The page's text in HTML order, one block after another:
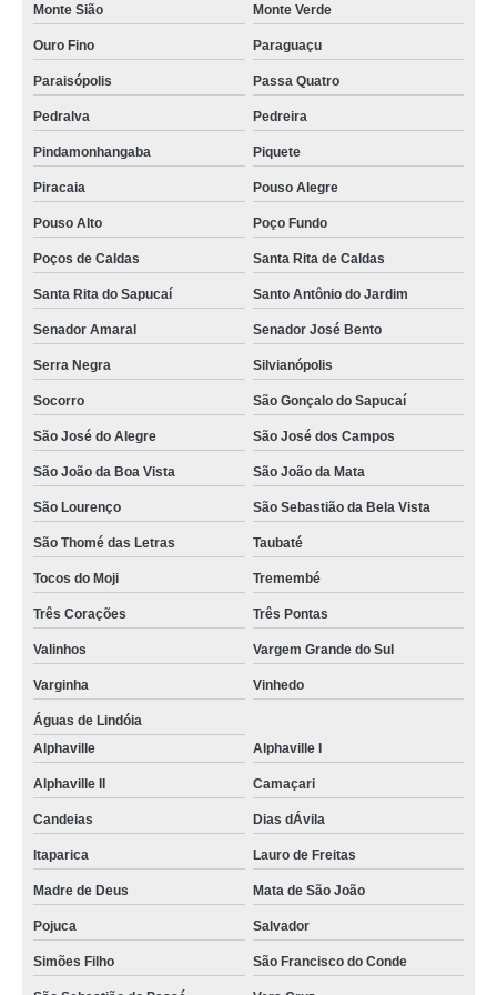
sistema de gravação de imagens preço Salvador
cameras para veiculos com gravador valor Natal
sistema de gravação de imagens Acre
gravador dvr veicular preço Enseada do Suá
gravadores de video veicular valor Distrito Federal
gravador dvr veicular Três Pontas
quanto custa gravador de imagens veiculares Salvador
gravador de imagens veiculares São José dos Campos
onde vende cameras para veiculos com gravador Vila Buarque
gravadores veiculares preço Bonfim
quanto custa sistema de gravação de imagens Belo Horizonte
gravador digital veicular preço Vera Cruz
Monte Sião Monte Verde
Ouro Fino Paraguaçu
Paraisópolis Passa Quatro
Pedralva Pedreira
Pindamonhangaba Piquete
Piracaia Pouso Alegre
Pouso Alto Poço Fundo
Poços de Caldas Santa Rita de Caldas
Santa Rita do Sapucaí Santo Antônio do Jardim
Senador Amaral Senador José Bento
Serra Negra Silvianópolis
Socorro São Gonçalo do Sapucaí
São José do Alegre São José dos Campos
São João da Boa Vista São João da Mata
São Lourenço São Sebastião da Bela Vista
São Thomé das Letras Taubaté
Tocos do Moji Tremembé
Três Corações Três Pontas
Valinhos Vargem Grande do Sul
Varginha Vinhedo
Águas de Lindóia
Alphaville
Alphaville I
Alphaville II Camaçari
Candeias Dias dÁvila
Itaparica Lauro de Freitas
Madre de Deus Mata de São João
Pojuca Salvador
Simões Filho São Francisco do Conde